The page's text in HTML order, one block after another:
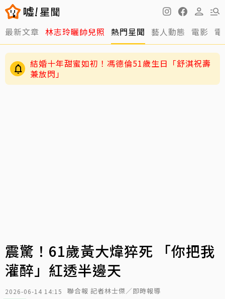
最新文章 林志玲曬帥兒照 熱門星聞 藝人動態 電影
結婚十年甜蜜如初！馮德倫51歲生日「舒淇祝壽
兼放閃」
震驚！61歲黃大煒猝死 「你把我
灌醉」紅透半邊天
2026-06-14 14:15 聯合報 記者林士傑／即時報導